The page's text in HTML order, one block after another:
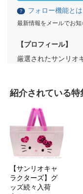
？ フォロー機能とは
最新情報をメールでお知
【プロフィール】
厳選されたサンリオ
紹介されている特
【サンリオキャ
ラクターズ】グ
ッズ続々入荷